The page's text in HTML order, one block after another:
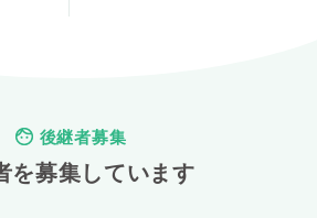
後継者募集
を募集しています